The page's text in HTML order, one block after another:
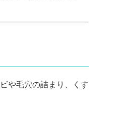
や毛穴の詰まり、くす